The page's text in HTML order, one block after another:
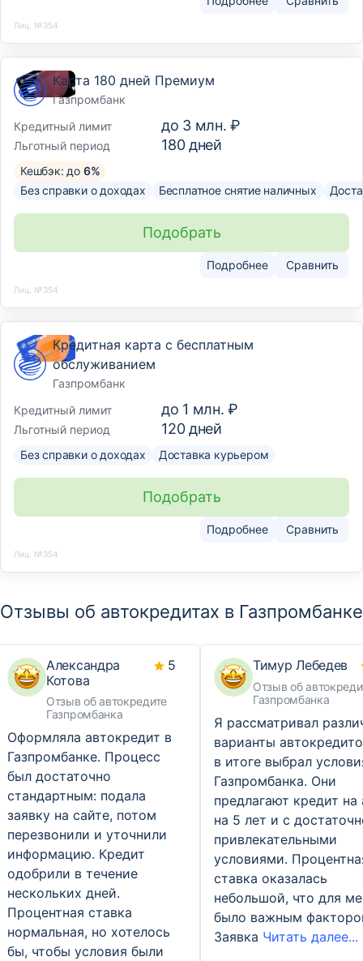
Лиц. №354
Карта 180 дней Премиум
Газпромбанк
Кредитный лимит
до 3 млн. ₽
Льготный период 180дней
Кешбэк: до 6%
Без справки о доходах
Бесплатное снятие наличных
Подробнее Сравнить
Подобрать
Лиц. №354
Кредитная карта с бесплатным
обслуживанием
Газпромбанк
Кредитный лимит
до 1 млн. ₽
Льготный период 120дней
Без справки о доходах Доставка курьером
Подробнее Сравнить
Подобрать
Лиц. №354
Отзывы об автокредитах в Газпромбанке
Александра
Котова
Отзыв об автокредите
Газпромбанка
5
Оформляла автокредит в
Газпромбанке. Процесс
был достаточно
стандартным: подала
заявку на сайте, потом
перезвонили и уточнили
информацию. Кредит
одобрили в течение
нескольких дней.
Процентная ставка
нормальная, но хотелось
бы, чтобы условия были
Тимур Лебедев
Отзыв об
Газпромбанка
Я рассматривал
варианты
в итоге выбрал
Газпромбанка. Они
предлагают кредит на
на 5 лет и с
привлекательными
условиями.
ставка оказалась
небольшой, что для
было важным
Заявка Читать далее...